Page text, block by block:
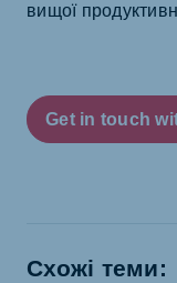
вищої
Get in touch
Схожі теми: